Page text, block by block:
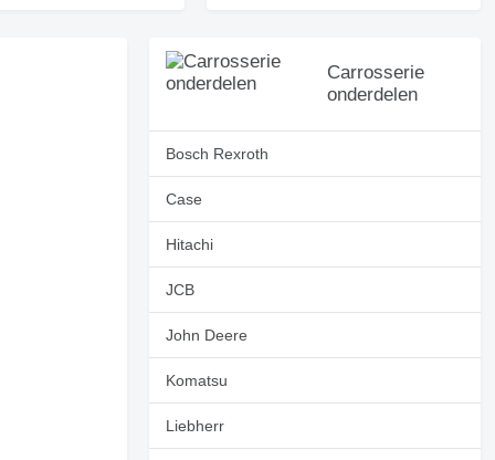
Carrosserie
onderdelen
Bosch Rexroth
Case
Hitachi
JCB
John Deere
Komatsu
Liebherr